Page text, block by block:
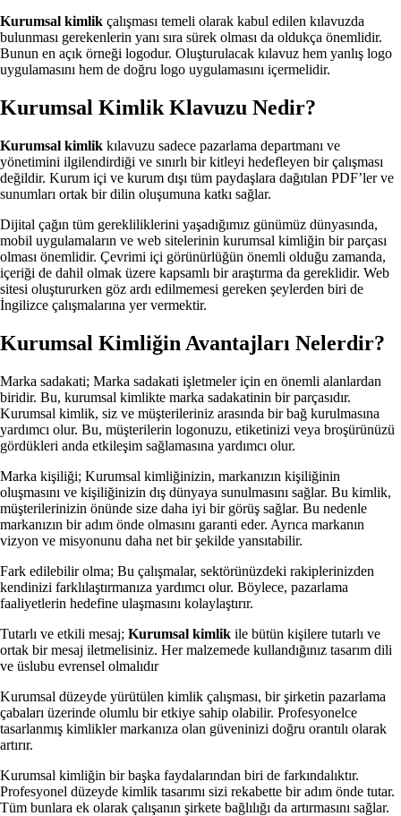
Kurumsal kimlik çalışması temeli olarak kabul edilen kılavuzda
bulunması gerekenlerin yanı sıra sürek olması da oldukça önemlidir.
Bunun en açık örneği logodur. Oluşturulacak kılavuz hem yanlış logo
uygulamasını hem de doğru logo uygulamasını içermelidir.
Kurumsal Kimlik Klavuzu Nedir?
Kurumsal kimlik kılavuzu sadece pazarlama departmanı ve
yönetimini ilgilendirdiği ve sınırlı bir kitleyi hedefleyen bir çalışması
değildir. Kurum içi ve kurum dışı tüm paydaşlara dağıtılan PDF’ler ve
sunumları ortak bir dilin oluşumuna katkı sağlar.
Dijital çağın tüm gerekliliklerini yaşadığımız günümüz dünyasında,
mobil uygulamaların ve web sitelerinin kurumsal kimliğin bir parçası
olması önemlidir. Çevrimi içi görünürlüğün önemli olduğu zamanda,
içeriği de dahil olmak üzere kapsamlı bir araştırma da gereklidir. Web
sitesi oluştururken göz ardı edilmemesi gereken şeylerden biri de
İngilizce çalışmalarına yer vermektir.
Kurumsal Kimliğin Avantajları Nelerdir?
Marka sadakati; Marka sadakati işletmeler için en önemli alanlardan
biridir. Bu, kurumsal kimlikte marka sadakatinin bir parçasıdır.
Kurumsal kimlik, siz ve müşterileriniz arasında bir bağ kurulmasına
yardımcı olur. Bu, müşterilerin logonuzu, etiketinizi veya broşürünüzü
gördükleri anda etkileşim sağlamasına yardımcı olur.
Marka kişiliği; Kurumsal kimliğinizin, markanızın kişiliğinin
oluşmasını ve kişiliğinizin dış dünyaya sunulmasını sağlar. Bu kimlik,
müşterilerinizin önünde size daha iyi bir görüş sağlar. Bu nedenle
markanızın bir adım önde olmasını garanti eder. Ayrıca markanın
vizyon ve misyonunu daha net bir şekilde yansıtabilir.
Fark edilebilir olma; Bu çalışmalar, sektörünüzdeki rakiplerinizden
kendinizi farklılaştırmanıza yardımcı olur. Böylece, pazarlama
faaliyetlerin hedefine ulaşmasını kolaylaştırır.
Tutarlı ve etkili mesaj; Kurumsal kimlik ile bütün kişilere tutarlı ve
ortak bir mesaj iletmelisiniz. Her malzemede kullandığınız tasarım dili
ve üslubu evrensel olmalıdır
Kurumsal düzeyde yürütülen kimlik çalışması, bir şirketin pazarlama
çabaları üzerinde olumlu bir etkiye sahip olabilir. Profesyonelce
tasarlanmış kimlikler markanıza olan güveninizi doğru orantılı olarak
artırır.
Kurumsal kimliğin bir başka faydalarından biri de farkındalıktır.
Profesyonel düzeyde kimlik tasarımı sizi rekabette bir adım önde tutar.
Tüm bunlara ek olarak çalışanın şirkete bağlılığı da artırmasını sağlar.